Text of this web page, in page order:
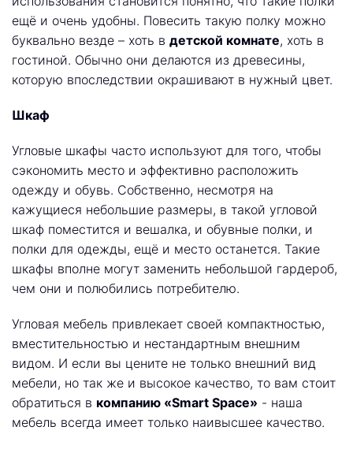
ещё и очень удобны. Повесить такую полку можно
буквально везде – хоть в детской комнате, хоть в
гостиной. Обычно они делаются из древесины,
которую впоследствии окрашивают в нужный цвет.
Шкаф
Угловые шкафы часто используют для того, чтобы
сэкономить место и эффективно расположить
одежду и обувь. Собственно, несмотря на
кажущиеся небольшие размеры, в такой угловой
шкаф поместится и вешалка, и обувные полки, и
полки для одежды, ещё и место останется. Такие
шкафы вполне могут заменить небольшой гардероб,
чем они и полюбились потребителю.
Угловая мебель привлекает своей компактностью,
вместительностью и нестандартным внешним
видом. И если вы цените не только внешний вид
мебели, но так же и высокое качество, то вам стоит
обратиться в компанию «Smart Space» - наша
мебель всегда имеет только наивысшее качество.